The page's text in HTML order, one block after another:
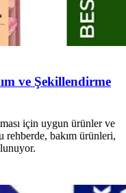
ve Şekillendirme
için uygun ürünler ve
bakım ürünleri,